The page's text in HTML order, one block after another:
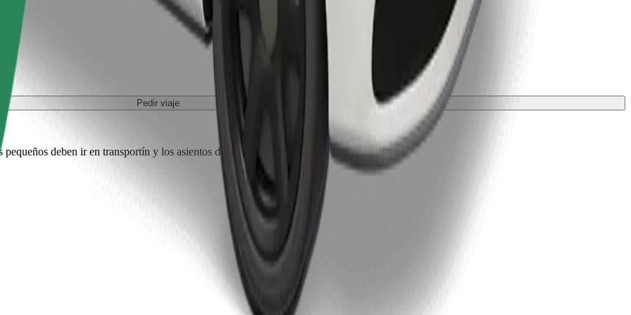
Pedir viaje
deben ir en transportín y los asientos deben protegerse con una manta o funda.